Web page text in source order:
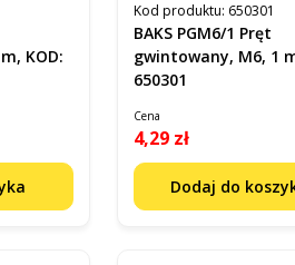
KOD:
Kod produktu: 650301
BAKS PGM6/1 Pręt
gwintowany, M6, 1
650301
Cena
4,29 zł
Dodaj do